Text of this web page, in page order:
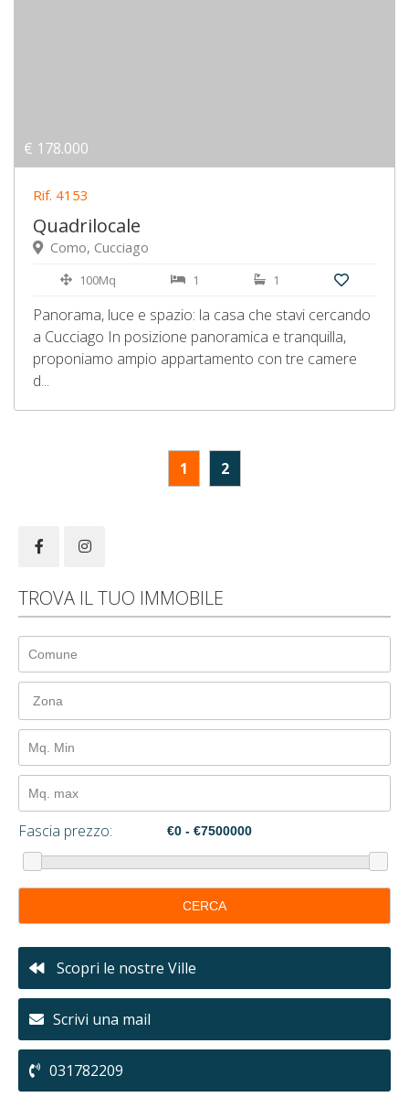
€ 178.000
Rif. 4153
Quadrilocale
Como, Cucciago
100Mq 1 1
Panorama, luce e spazio: la casa che stavi cercando
a Cucciago In posizione panoramica e tranquilla,
proponiamo ampio appartamento con tre camere
d...
1 2
TROVA IL TUO IMMOBILE
Zona
Fascia prezzo:
CERCA
Scopri le nostre Ville
Scrivi una mail
031782209